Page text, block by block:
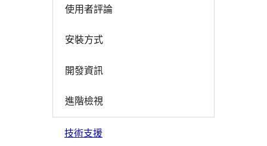
使用者評論
安裝方式
開發資訊
進階檢視
技術支援